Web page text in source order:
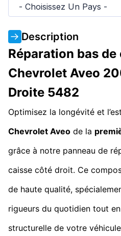
- Choisissez Un Pays -
Description
Réparation bas
Chevrolet Aveo
Droite 5482
Optimisez la longévité et
Chevrolet Aveo de la
grâce à notre panneau de
caisse côté droit. Ce
de haute qualité,
rigueurs du quotidien tout
structurelle de votre